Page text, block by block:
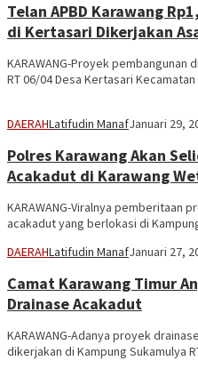
Telan APBD Karawang
di Kertasari Dikerjakan
KARAWANG-Proyek pembangunan
RT 06/04 Desa Kertasari
DAERAHLatifudin ManafJanuari 29,
Polres Karawang Akan
Acakadut di Karawang
KARAWANG-Viralnya pemberitaan
acakadut yang berlokasi di
DAERAHLatifudin ManafJanuari 27,
Camat Karawang Timur
Drainase Acakadut
KARAWANG-Adanya proyek
dikerjakan di Kampung Sukamulya